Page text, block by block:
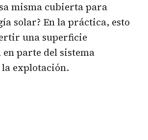
misma cubierta para
solar? En la práctica, esto
una superficie
parte del sistema
explotación.